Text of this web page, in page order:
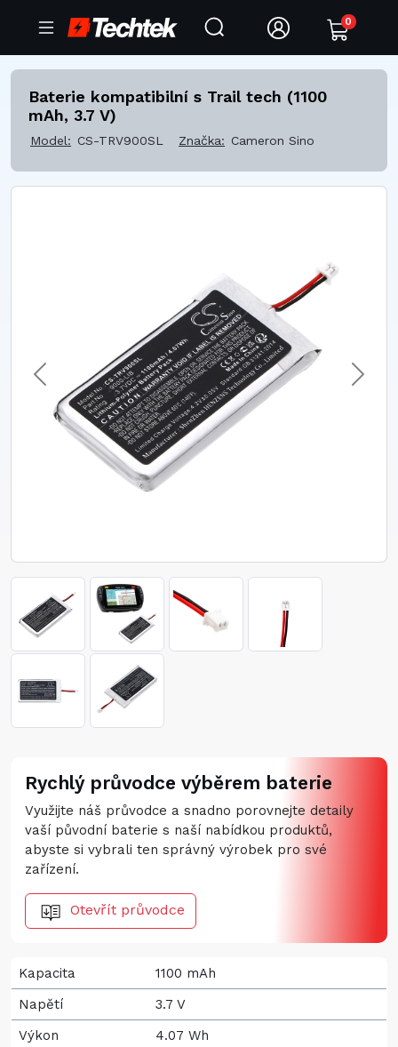
0
Baterie kompatibilní s Trail tech (1100
mAh, 3.7 V)
Model: CS-TRV900SL Značka: Cameron Sino
Rychlý průvodce výběrem baterie
Využijte náš průvodce a snadno porovnejte detaily
vaší původní baterie s naší nabídkou produktů,
abyste si vybrali ten správný výrobek pro své
zařízení.
Otevřít průvodce
Kapacita
1100 mAh
Napětí
3.7 V
Výkon
4.07 Wh